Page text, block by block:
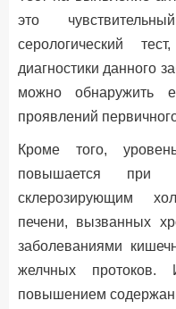
это
серологический
диагностики данного
можно обнаружить
проявлений
Кроме того,
повышается при
склерозирующим
печени, вызванных
заболеваниями
желчных протоков.
повышением